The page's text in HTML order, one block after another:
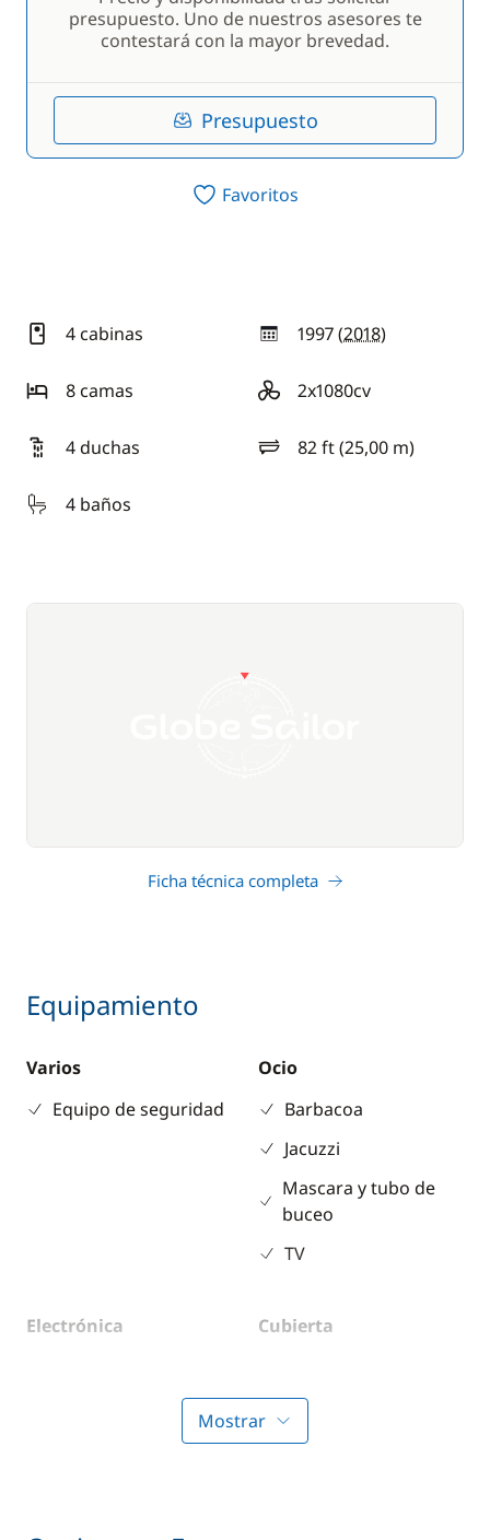
presupuesto. Uno de nuestros asesores te
contestará con la mayor brevedad.
Presupuesto
Favoritos
4 cabinas 1997 (2018)
año
8 camas
2x1080cv
motorización
4 duchas
82 ft (25,00 m)
eslora
4 baños
Ficha técnica completa
Equipamiento
Varios
Equipo de seguridad
Ocio
Barbacoa
Jacuzzi
Mascara y tubo de
buceo
TV
Electrónica
Transformador 220 V
Cubierta
Cubierta de teca
Ducha de cubierta
Mostrar